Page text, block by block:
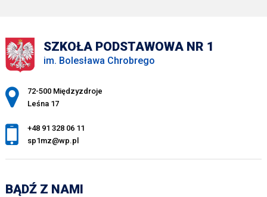
SZKOŁA PODSTAWOWA NR 1
im. Bolesława Chrobrego
Adres pocztowy:
72-500 Międzyzdroje
Leśna 17
+48 91 328 06 11
sp1mz@wp.pl
BĄDŹ Z NAMI